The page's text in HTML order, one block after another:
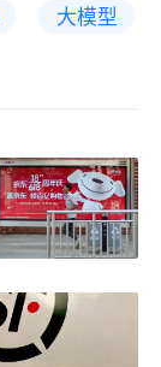
大模型